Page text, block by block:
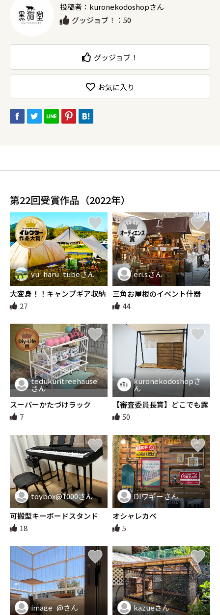
投稿者：kuronekodoshopさん
グッジョブ！：50
グッジョブ！
お気に入り
第22回受賞作品（2022年）
yu_haru_tubeさん
大変身！！キャンプギア収納
棚が、５人ファミリーで楽し
むキャンプセットに
27
eri.sさん
三角お屋根のイベント什器
44
tedukuritreehause
さん
スーパーかたづけラック
7
kuronekodoshopさ
ん
【審査委員長賞】どこでも露
店！マルシェ屋台
50
toybox@1000さん
可搬型キーボードスタンド
18
DIワギーさん
オシャレカベ
5
image_@さん
kazueさん